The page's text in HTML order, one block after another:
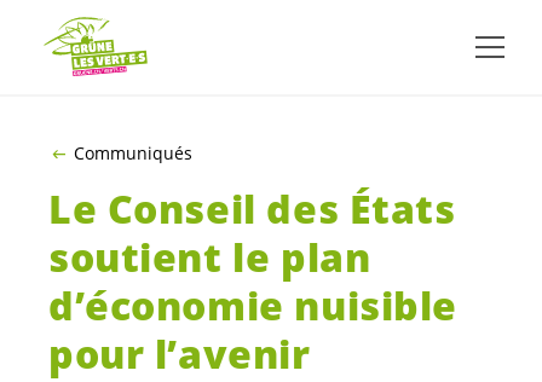
ALLER AU CONTENU PRINCIPAL
Communiqués
Le Conseil des États
soutient le plan
d’économie nuisible
pour l’avenir